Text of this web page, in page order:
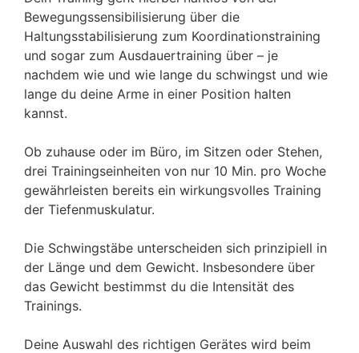
Bewegungssensibilisierung über die
Haltungsstabilisierung zum Koordinationstraining
und sogar zum Ausdauertraining über – je
nachdem wie und wie lange du schwingst und wie
lange du deine Arme in einer Position halten
kannst.
Ob zuhause oder im Büro, im Sitzen oder Stehen,
drei Trainingseinheiten von nur 10 Min. pro Woche
gewährleisten bereits ein wirkungsvolles Training
der Tiefenmuskulatur.
Die Schwingstäbe unterscheiden sich prinzipiell in
der Länge und dem Gewicht. Insbesondere über
das Gewicht bestimmst du die Intensität des
Trainings.
Deine Auswahl des richtigen Gerätes wird beim